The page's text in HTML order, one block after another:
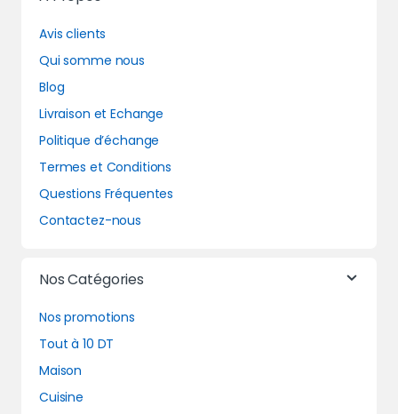
Avis clients
Qui somme nous
Blog
Livraison et Echange
Politique d’échange
Termes et Conditions
Questions Fréquentes
Contactez-nous
Nos Catégories
Nos promotions
Tout à 10 DT
Maison
Cuisine